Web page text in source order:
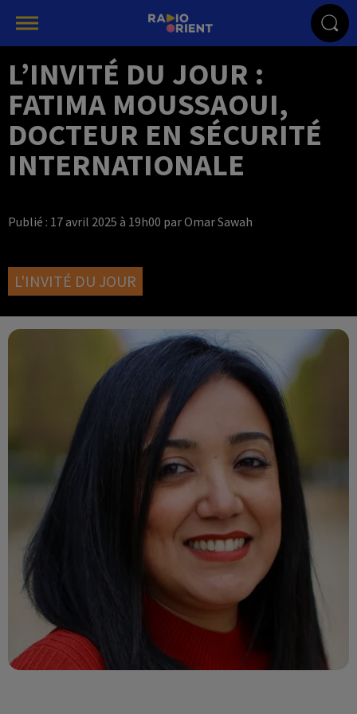
L’INVITÉ DU JOUR :
FATIMA MOUSSAOUI,
DOCTEUR EN SÉCURITÉ
INTERNATIONALE
Publié : 17 avril 2025 à 19h00 par Omar Sawah
L'INVITÉ DU JOUR